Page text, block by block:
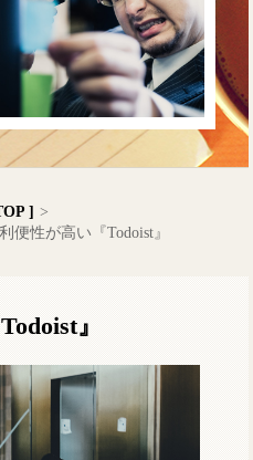
] >
利便性が高い『Todoist』
』